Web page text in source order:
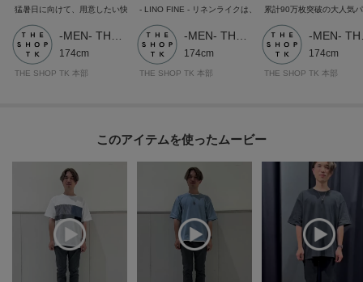
在庫がある商品につきましては通常2週間前後でお届けいたします。
ご希望の場合は、製品寸法（股下の長さ）をご確認いただき、ショッピング
カート画面にて加工サービスを選択し、股下の長さを入力して下さい。
※シングル（レディス）仕上げの場合、製品寸法より－5cmから加工可
※シングル（メンズ）仕上げの場合、製品寸法より－9cmから加工可
※ダブル仕上げの場合、製品寸法より－11cmから加工可
加工方法は商品よって異なりますので入力画面でご確認ください。
モデル情報：身長180cm B90 W75 H92 着用サイズ：03（L）
猛暑日に向けて、用意したい快適パンツ - Cool Pants collection -
-MEN- THE SHOP TK
174cm
THE SHOP TK 本部
- LINO FINE - リネンライクは、もう定番でいい。
-MEN- THE SHOP TK
174cm
THE SHOP TK 本部
累計90万枚突破の大人気
-
174cm
THE SHOP TK 本部
このアイテムを使ったムービー